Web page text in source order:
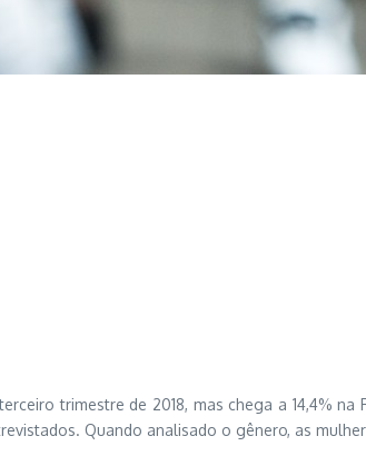
trimestre de 2018, mas chega a 14,4%
Quando analisado o gênero, as